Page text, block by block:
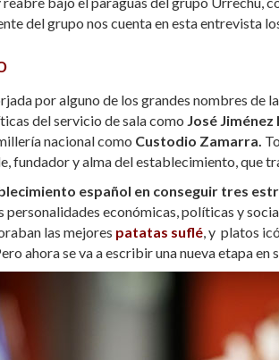
del grupo nos cuenta en esta entrevista
por alguno de los grandes nombres de
del servicio de sala como José
nacional como Custodio Zamarra.
fundador y alma del establecimiento, que
español en conseguir tres
económicas, políticas y
las mejores patatas suflé, y platos
ahora se va a escribir una nueva etapa en